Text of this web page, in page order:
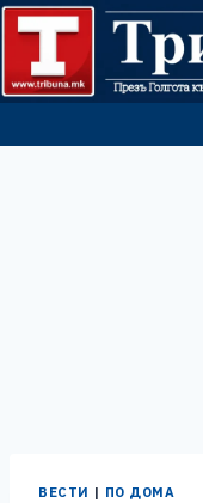
Skip
content
ВЕСТИ | ПО ДОМА